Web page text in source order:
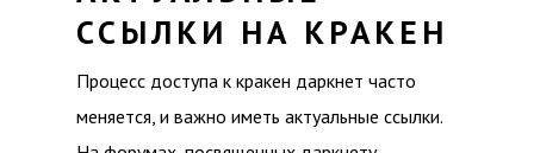
ССЫЛКИ НА КРАКЕН
Процесс доступа к кракен даркнет часто
меняется, и важно иметь актуальные ссылки.